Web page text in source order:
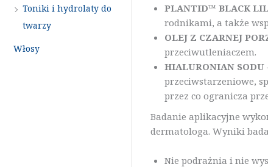
Toniki i hydrolaty do
twarzy
Włosy
PLANTID™ BLACK
rodnikami, a także
OLEJ Z CZARNEJ
przeciwutleniaczem.
HIALURONIAN SODU
przeciwstarzeniowe,
przez co ogranicza
Badanie aplikacyjne
dermatologa. Wyniki
Nie podrażnia i nie